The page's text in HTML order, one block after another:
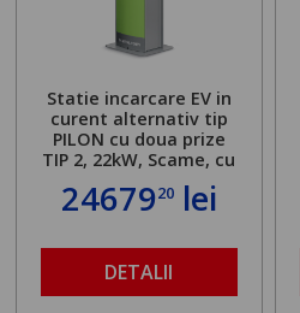
Statie incarcare EV in
curent alternativ tip
PILON cu doua prize
TIP 2, 22kW, Scame, cu
server local
2467920lei
DETALII